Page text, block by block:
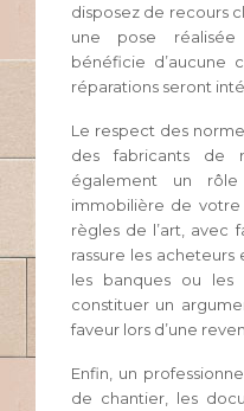
disposez de recours
une pose
bénéficie d’aucune
réparations seront
Le respect des
des fabricants de
également un
immobilière de votre
règles de l’art, avec
rassure les
les banques ou les
constituer un
faveur lors d’une
Enfin, un
de chantier, les